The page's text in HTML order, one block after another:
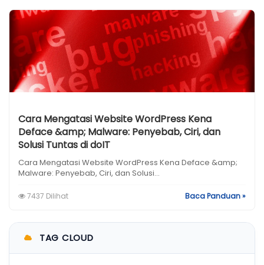
Cara Mengatasi Website WordPress Kena
Deface &amp; Malware: Penyebab, Ciri, dan
Solusi Tuntas di doIT
Cara Mengatasi Website WordPress Kena Deface &amp;
Malware: Penyebab, Ciri, dan Solusi...
7437 Dilihat Baca Panduan »
TAG CLOUD